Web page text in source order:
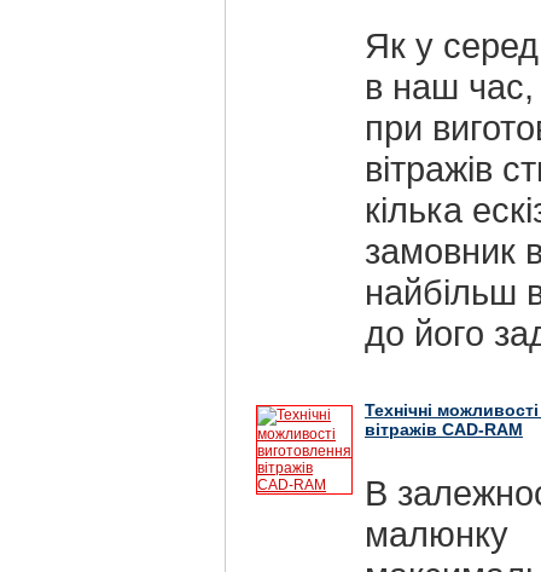
Як у
в наш час,
при
вітражів
кілька
замовник
найбільш
до його
Технічні
вітражів CAD-RAM
В
малюнку